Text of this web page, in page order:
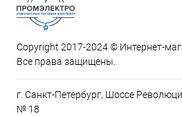
Copyright 2017-2024 © Интернет-
Все права защищены.
г. Санкт-Петербург, Шоссе
№ 18